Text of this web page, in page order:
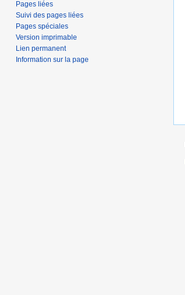
Pages liées
Suivi des pages liées
Pages spéciales
Version imprimable
Lien permanent
Information sur la page